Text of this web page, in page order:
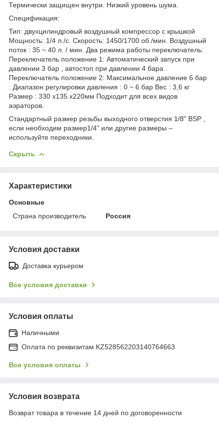
Термически защищен внутри. Низкий уровень шума.
Спецификация:
Тип: двухцилиндровый воздушный компрессор с крышкой
Мощность: 1/4 л./с. Скорость: 1450/1700 об./мин. Воздушный
поток : 35 ~ 40 л. / мин. Два режима работы переключатель:
Переключатель положение 1: Автоматический запуск при
давлении 3 бар , автостоп при давлении 4 бара .
Переключатель положение 2: Максимальное давление 6 бар
. Диапазон регулировки давления : 0 ~ 6 бар Вес : 3,6 кг
Размер : 330 x135 x220мм Подходит для всех видов
аэраторов.
Стандартный размер резьбы выходного отверстия 1/8" BSP ,
если необходим размер1/4" или другие размеры –
используйте переходники.
Скрыть
Характеристики
Основные
Страна производитель
Россия
Условия доставки
Доставка курьером
Все условия доставки
Условия оплаты
Наличными
Оплата по реквизитам KZ528562203140764663
Все условия оплаты
Условия возврата
Возврат товара в течение 14 дней по договоренности